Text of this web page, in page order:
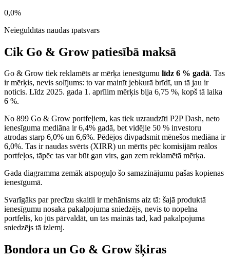
0,0%
Neieguldītās naudas īpatsvars
Cik Go & Grow patiesībā maksā
Go & Grow tiek reklamēts ar mērķa ienesīgumu līdz 6 % gadā. Tas
ir mērķis, nevis solījums: to var mainīt jebkurā brīdī, un tā jau ir
noticis. Līdz 2025. gada 1. aprīlim mērķis bija 6,75 %, kopš tā laika
6 %.
No 899 Go & Grow portfeļiem, kas tiek uzraudzīti P2P Dash, neto
ienesīguma mediāna ir 6,4% gadā, bet vidējie 50 % investoru
atrodas starp 6,0% un 6,6%. Pēdējos divpadsmit mēnešos mediāna ir
6,0%. Tas ir naudas svērts (XIRR) un mērīts pēc komisijām reālos
portfeļos, tāpēc tas var būt gan virs, gan zem reklamētā mērķa.
Gada diagramma zemāk atspoguļo šo samazinājumu pašas kopienas
ienesīgumā.
Svarīgāks par precīzu skaitli ir mehānisms aiz tā: šajā produktā
ienesīgumu nosaka pakalpojuma sniedzējs, nevis to nopelna
portfelis, ko jūs pārvaldāt, un tas mainās tad, kad pakalpojuma
sniedzējs tā izlemj.
Bondora un Go & Grow šķiras